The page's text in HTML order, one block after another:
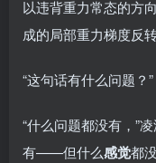
以违背重力常态的方
成的局部重力梯度反
“这句话有什么问题？”
“什么问题都没有，”
有——但什么感觉都